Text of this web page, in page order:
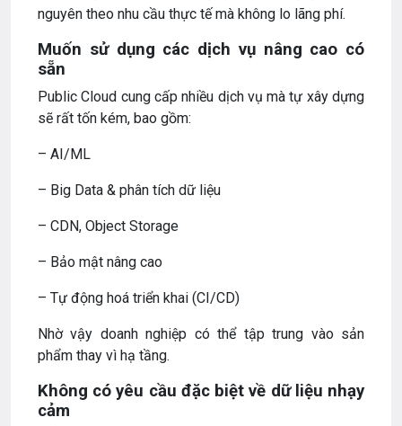
nguyên theo nhu cầu thực tế mà không lo lãng phí.
Muốn sử dụng các dịch vụ nâng cao có
sẵn
Public Cloud cung cấp nhiều dịch vụ mà tự xây dựng
sẽ rất tốn kém, bao gồm:
– AI/ML
– Big Data & phân tích dữ liệu
– CDN, Object Storage
– Bảo mật nâng cao
– Tự động hoá triển khai (CI/CD)
Nhờ vậy doanh nghiệp có thể tập trung vào sản
phẩm thay vì hạ tầng.
Không có yêu cầu đặc biệt về dữ liệu nhạy
cảm